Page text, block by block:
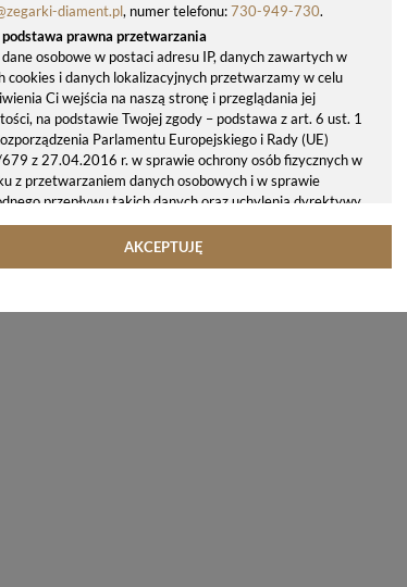
diament.pl, numer telefonu:730-949-730.
prawna przetwarzania
osobowe w postaci adresu IP, danych zawartych w
cookies i danych lokalizacyjnych przetwarzamy w celu
Ci wejścia na naszą stronę i przeglądania jej
na podstawie Twojej zgody – podstawa z art. 6 ust. 1
Parlamentu Europejskiego i Rady (UE)
z 27.04.2016 r. w sprawie ochrony osób fizycznych w
z przetwarzaniem danych osobowych i w sprawie
przepływu takich danych oraz uchylenia dyrektywy
(ogólne rozporządzenie o ochronie danych, tj. RODO).
osobowe możemy udostępniać hostingodawcy. Takie
z naszymi poleceniami. Przekazujemy Twoje dane poza
AKCEPTUJĘ